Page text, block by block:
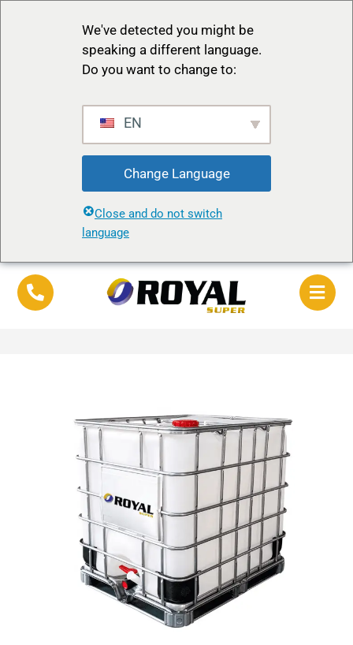
We've detected you might be
speaking a different language.
Do you want to change to:
EN
Change Language
Close and do not switch
language